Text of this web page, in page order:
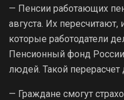
— Пенсии работающих
августа. Их пересчитают,
которые работодатели
Пенсионный фонд
людей. Такой перерасчет
— Граждане смогут